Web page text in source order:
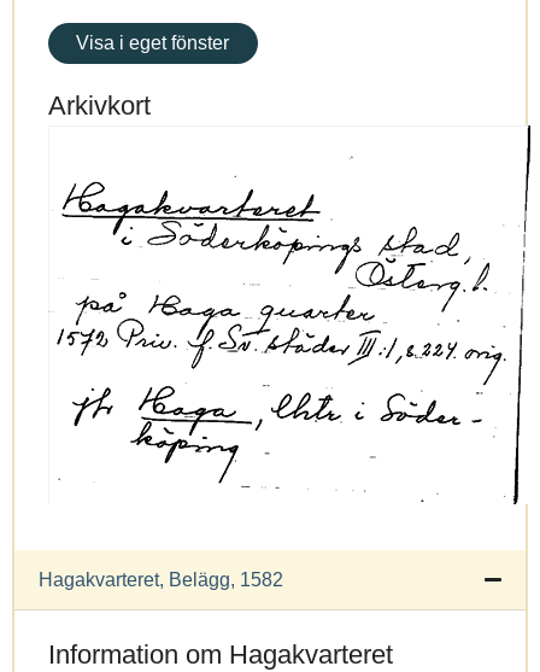
Visa i eget fönster
Arkivkort
Hagakvarteret, Belägg, 1582
Information om Hagakvarteret